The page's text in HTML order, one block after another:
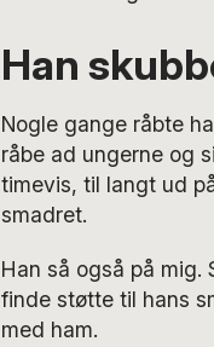
Han
Nogle gange råbte
råbe ad ungerne og
timevis, til langt ud
smadret.
Han så også på mig.
finde støtte til hans
med ham.